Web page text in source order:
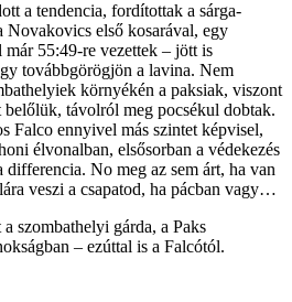
a tendencia, fordítottak a sárga-
Novakovics első kosarával, egy
55:49-re vezettek – jött is
továbbgörögjön a lavina. Nem
környékén a paksiak, viszont
belőlük, távolról meg pocsékul dobtak.
Falco ennyivel más szintet képvisel,
élvonalban, elsősorban a védekezés
differencia. No meg az sem árt, ha van
veszi a csapatod, ha pácban vagy…
szombathelyi gárda, a Paks
– ezúttal is a Falcótól.